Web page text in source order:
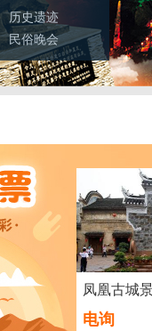
历史遗迹
民俗晚会
凤凰古城
电询